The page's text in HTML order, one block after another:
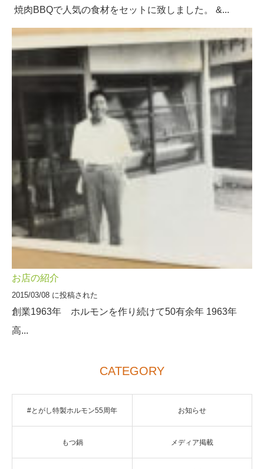
焼肉BBQで人気の食材をセットに致しました。 &...
お店の紹介
2015/03/08 に投稿された
創業1963年 ホルモンを作り続けて50有余年 1963年
高...
CATEGORY
#とがし特製ホルモン55周年 お知らせ
もつ鍋 メディア掲載